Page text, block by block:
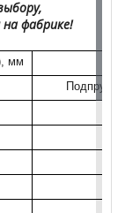
фабрике!
мм